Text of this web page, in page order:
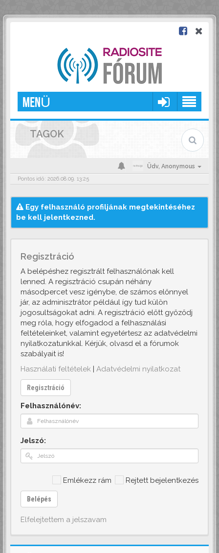
MENÜ
TAGOK
Üdv, Anonymous
Pontos idő: 2026.08.09. 13:25
Egy felhasználó profiljának megtekintéséhez
be kell jelentkezned.
Regisztráció
A belépéshez regisztrált felhasználónak kell
lenned. A regisztráció csupán néhány
másodpercet vesz igénybe, de számos előnnyel
jár, az adminisztrátor például így tud külön
jogosultságokat adni. A regisztráció előtt győződj
meg róla, hogy elfogadod a felhasználási
feltételeinket, valamint egyetértesz az adatvédelmi
nyilatkozatunkkal. Kérjük, olvasd el a fórumok
szabályait is!
Használati feltételek | Adatvédelmi nyilatkozat
Regisztráció
Felhasználónév:
Jelszó:
Emlékezz rám Rejtett bejelentkezés
Belépés
Elfelejtettem a jelszavam